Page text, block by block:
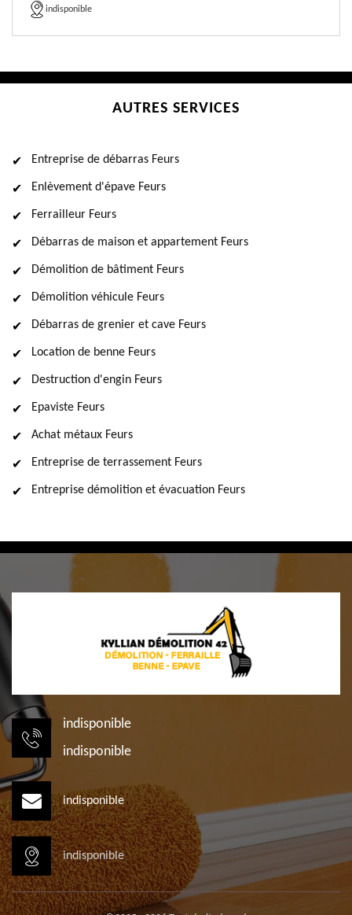
indisponible
AUTRES SERVICES
Entreprise de débarras Feurs
Enlèvement d'épave Feurs
Ferrailleur Feurs
Débarras de maison et appartement Feurs
Démolition de bâtiment Feurs
Démolition véhicule Feurs
Débarras de grenier et cave Feurs
Location de benne Feurs
Destruction d'engin Feurs
Epaviste Feurs
Achat métaux Feurs
Entreprise de terrassement Feurs
Entreprise démolition et évacuation Feurs
indisponible
indisponible
indisponible
indisponible